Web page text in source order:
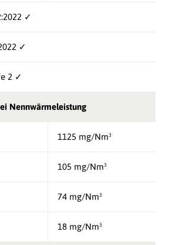
✓
✓
2 ✓
Nennwärmeleistung
1125 mg/Nm³
105 mg/Nm³
74 mg/Nm³
18 mg/Nm³